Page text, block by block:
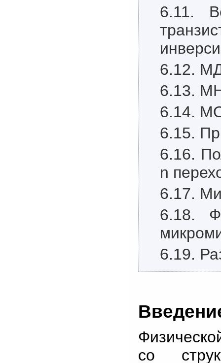
6.11.
6.12.
6.13.
6.14.
6.15.
6.16.
n
6.17.
6.18.
6.19.
со